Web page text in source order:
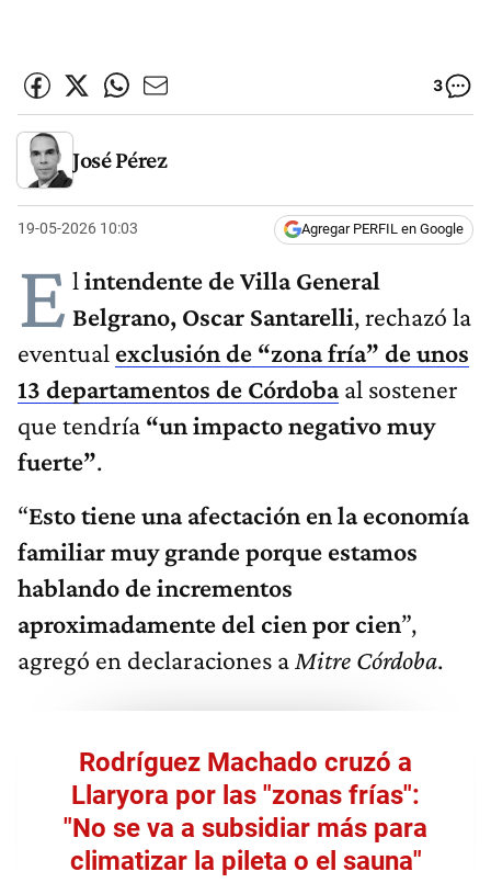
3
José Pérez
19-05-2026 10:03 Agregar PERFIL en Google
E l intendente de Villa General
Belgrano, Oscar Santarelli, rechazó la
eventual exclusión de “zona fría” de unos
13 departamentos de Córdobaal sostener
que tendría “un impacto negativo muy
fuerte”.
“Esto tiene una afectación en la economía
familiar muy grande porque estamos
hablando de incrementos
aproximadamente del cien por cien”,
agregó en declaraciones a Mitre Córdoba.
Rodríguez Machado cruzó a
Llaryora por las "zonas frías":
"No se va a subsidiar más para
climatizar la pileta o el sauna"